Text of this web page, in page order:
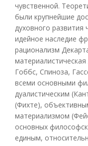
чувственной.
были крупнейшие
духовного развития
идейное наследие
рационализм
Гоббс, Спиноза,
всеми основными
дуалистическим
(Фихте),
материализмом
основных
единым,